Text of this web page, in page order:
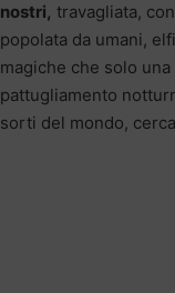
nostri, travagliata,
popolata da umani,
magiche che solo una
pattugliamento
sorti del mondo,